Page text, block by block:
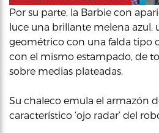
Por su parte, la Barbie con
luce una brillante melena azul,
geométrico con una falda tipo
con el mismo estampado, de
sobre medias plateadas.
Su chaleco emula el armazón
característico ‘ojo radar’ del